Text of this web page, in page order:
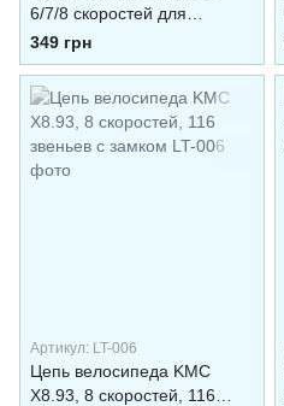
6/7/8 скоростей для
велосипеда
349 грн
Артикул: LT-006
Цепь велосипеда KMC
X8.93, 8 скоростей, 116